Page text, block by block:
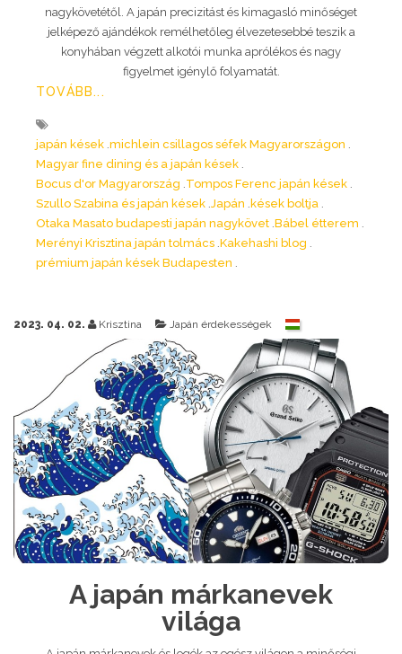
nagykövetétől. A japán precizitást és kimagasló minőséget
jelképező ajándékok remélhetőleg élvezetesebbé teszik a
konyhában végzett alkotói munka aprólékos és nagy
figyelmet igénylő folyamatát.
TOVÁBB...
japán kések michlein csillagos séfek Magyarországon
Magyar fine dining és a japán kések
Bocus d'or Magyarország Tompos Ferenc japán kések
Szullo Szabina és japán kések Japán kések boltja
Otaka Masato budapesti japán nagykövet Bábel étterem
Merényi Krisztina japán tolmács Kakehashi blog
prémium japán kések Budapesten
2023. 04. 02. Krisztina Japán érdekességek
A japán márkanevek
világa